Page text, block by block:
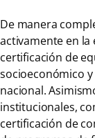
De manera
activamente en la
certificación de
socioeconómico
nacional.
institucionales,
certificación de